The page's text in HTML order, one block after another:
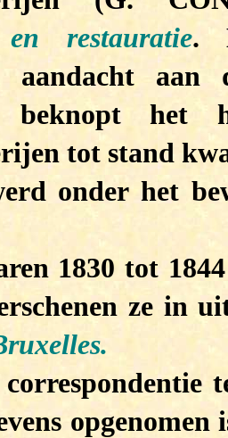
en restauratie.
aandacht aan
beknopt het
tot stand
onder het
1830 tot
ze in
opgenomen